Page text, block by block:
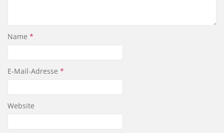
Name *
E-Mail-Adresse *
Website